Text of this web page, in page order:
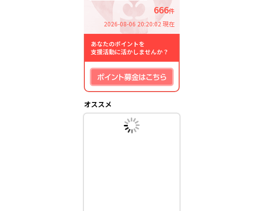
666件
2026-08-06 20:20:02 現在
あなたのポイントを
支援活動に活かしませんか？
オススメ